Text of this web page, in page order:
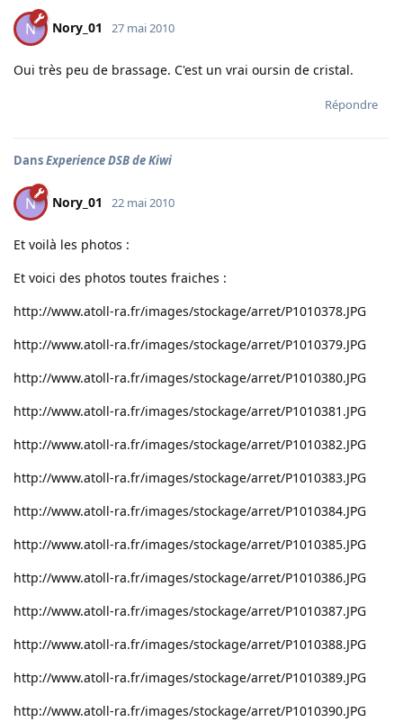
N Nory_01 27 mai 2010
Oui très peu de brassage. C'est un vrai oursin de cristal.
Répondre
DansExperience DSB de Kiwi
N Nory_01 22 mai 2010
Et voilà les photos :
Et voici des photos toutes fraiches :
http://www.atoll-ra.fr/images/stockage/arret/P1010378.JPG
http://www.atoll-ra.fr/images/stockage/arret/P1010379.JPG
http://www.atoll-ra.fr/images/stockage/arret/P1010380.JPG
http://www.atoll-ra.fr/images/stockage/arret/P1010381.JPG
http://www.atoll-ra.fr/images/stockage/arret/P1010382.JPG
http://www.atoll-ra.fr/images/stockage/arret/P1010383.JPG
http://www.atoll-ra.fr/images/stockage/arret/P1010384.JPG
http://www.atoll-ra.fr/images/stockage/arret/P1010385.JPG
http://www.atoll-ra.fr/images/stockage/arret/P1010386.JPG
http://www.atoll-ra.fr/images/stockage/arret/P1010387.JPG
http://www.atoll-ra.fr/images/stockage/arret/P1010388.JPG
http://www.atoll-ra.fr/images/stockage/arret/P1010389.JPG
http://www.atoll-ra.fr/images/stockage/arret/P1010390.JPG